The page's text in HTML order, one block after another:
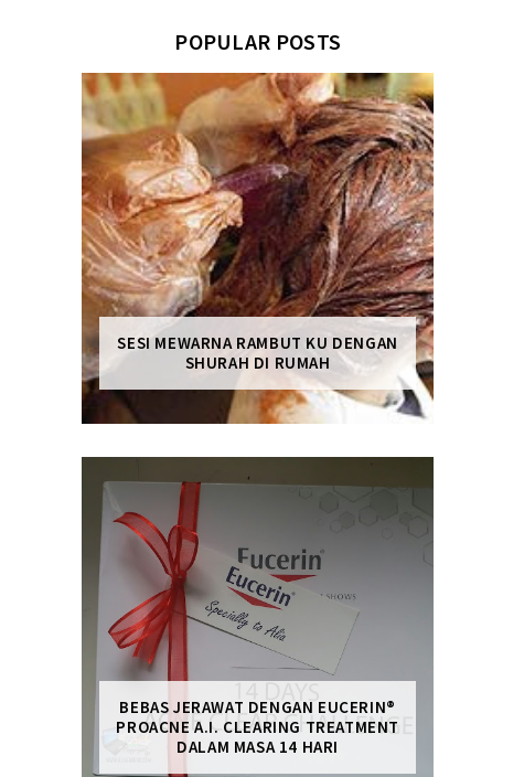
POPULAR POSTS
SESI MEWARNA RAMBUT KU DENGAN
SHURAH DI RUMAH
BEBAS JERAWAT DENGAN EUCERIN®
PROACNE A.I. CLEARING TREATMENT
DALAM MASA 14 HARI